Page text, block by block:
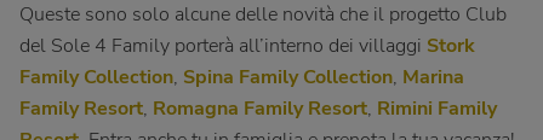
Queste sono solo alcune delle novità che il progetto Club
del Sole 4 Family porterà all’interno dei villaggi Stork
Family Collection, Spina Family Collection, Marina
Family Resort, Romagna Family Resort, Rimini Family